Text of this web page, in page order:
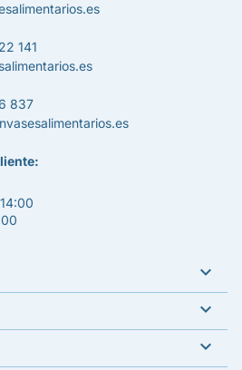
141
837


